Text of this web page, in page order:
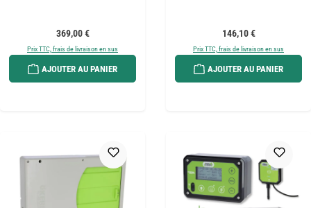
Prix régulier :
369,00 €
Prix TTC, frais de livraison en sus
AJOUTER AU PANIER
Prix régulier :
146,10 €
Prix TTC, frais de livraison en sus
AJOUTER AU PANIER